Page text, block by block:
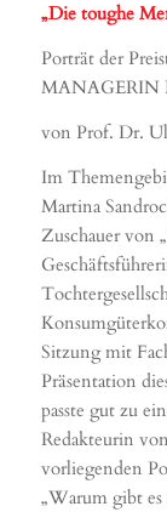
„Die toughe
Porträt der
MANAGERIN
von Prof. Dr.
Im
Martina
Zuschauer von
Sitzung mit
Präsentation
passte gut zu
Redakteurin
vorliegenden
„Warum gibt